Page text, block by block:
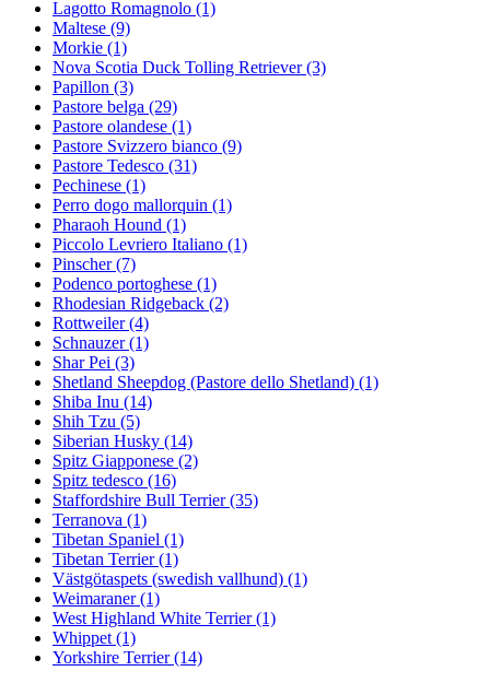
Lagotto Romagnolo (1)
Maltese (9)
Morkie (1)
Nova Scotia Duck Tolling Retriever(3)
Papillon (3)
Pastore belga (29)
Pastore olandese (1)
Pastore Svizzero bianco (9)
Pastore Tedesco (31)
Pechinese (1)
Perro dogo mallorquin (1)
Pharaoh Hound (1)
Piccolo Levriero Italiano (1)
Pinscher(7)
Podenco portoghese (1)
Rhodesian Ridgeback (2)
Rottweiler(4)
Schnauzer(1)
Shar Pei (3)
Shetland Sheepdog (Pastore dello Shetland) (1)
Shiba Inu (14)
Shih Tzu (5)
Siberian Husky (14)
Spitz Giapponese (2)
Spitz tedesco (16)
Staffordshire Bull Terrier(35)
Terranova (1)
Tibetan Spaniel (1)
Tibetan Terrier(1)
Västgötaspets (swedish vallhund) (1)
Weimaraner(1)
West Highland White Terrier(1)
Whippet (1)
Yorkshire Terrier(14)